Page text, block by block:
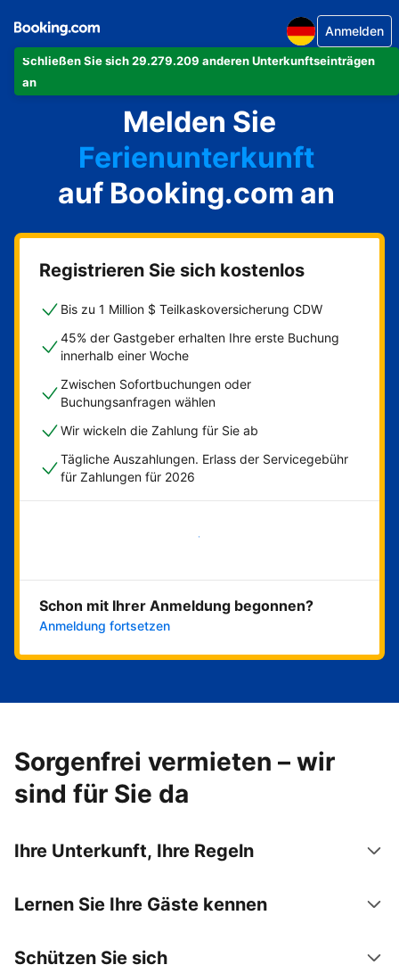
Schließen Sie sich 29.279.209 anderen Unterkunftseinträgen
an
Anmelden
Melden Sie
Ihre Ferienwohnung
Ihr Hotel
Ferienunterkunft
Ihre Pension
Ihr Bed & Breakfast
auf Booking.com an
Registrieren Sie sich kostenlos
Bis zu 1 Million $ Teilkaskoversicherung CDW
45% der Gastgeber erhalten Ihre erste Buchung
innerhalb einer Woche
Zwischen Sofortbuchungen oder
Buchungsanfragen wählen
Wir wickeln die Zahlung für Sie ab
Tägliche Auszahlungen. Erlass der Servicegebühr
für Zahlungen für 2026
Jetzt loslegen
Schon mit Ihrer Anmeldung begonnen?
Anmeldung fortsetzen
Sorgenfrei vermieten – wir
sind für Sie da
Ihre Unterkunft, Ihre Regeln
Lernen Sie Ihre Gäste kennen
Schützen Sie sich